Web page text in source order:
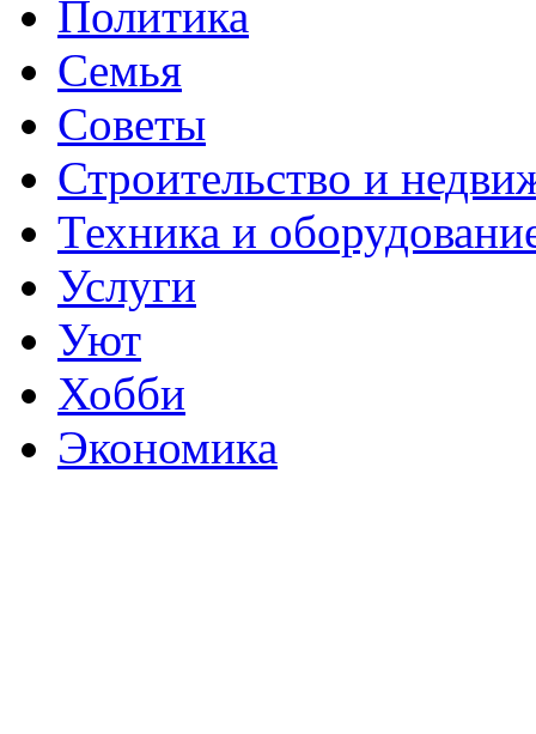
Политика
Семья
Советы
Строительство и
Техника и
Услуги
Уют
Хобби
Экономика